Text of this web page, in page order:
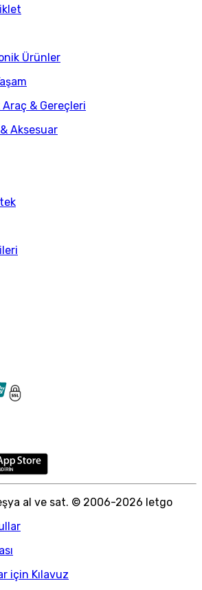
Ürünler
& Gereçleri
Aksesuar
al ve sat. © 2006-2026 letgo
için Kılavuz